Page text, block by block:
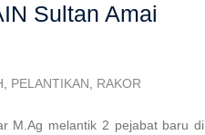
Sultan Amai
PELANTIKAN RAKOR
M.Ag melantik 2 pejabat baru di